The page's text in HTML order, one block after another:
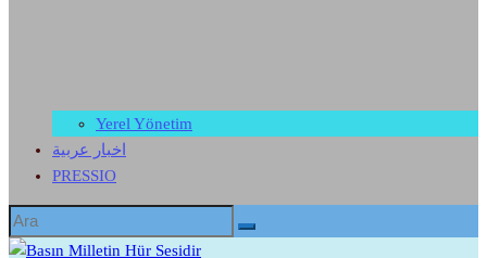
Yerel Yönetim
اخبار عربية
PRESSIO